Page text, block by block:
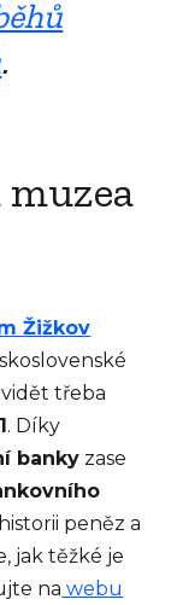
.
Žižkov
třeba
. Díky
banky zase
peněz a
jak těžké je
na webu